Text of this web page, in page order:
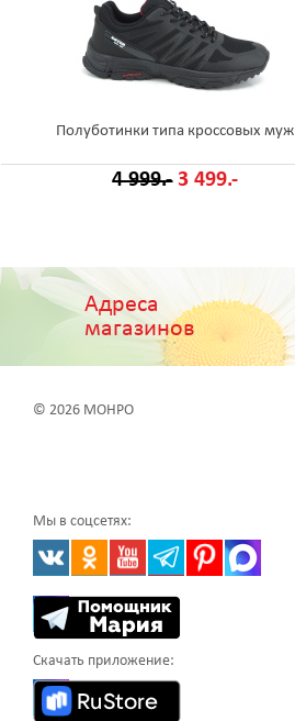
Полуботинки типа кроссовых муж
4 999.- 3 499.-
Адреса
магазинов
© 2026 МОНРО
Мы в соцсетях:
Скачать приложение: